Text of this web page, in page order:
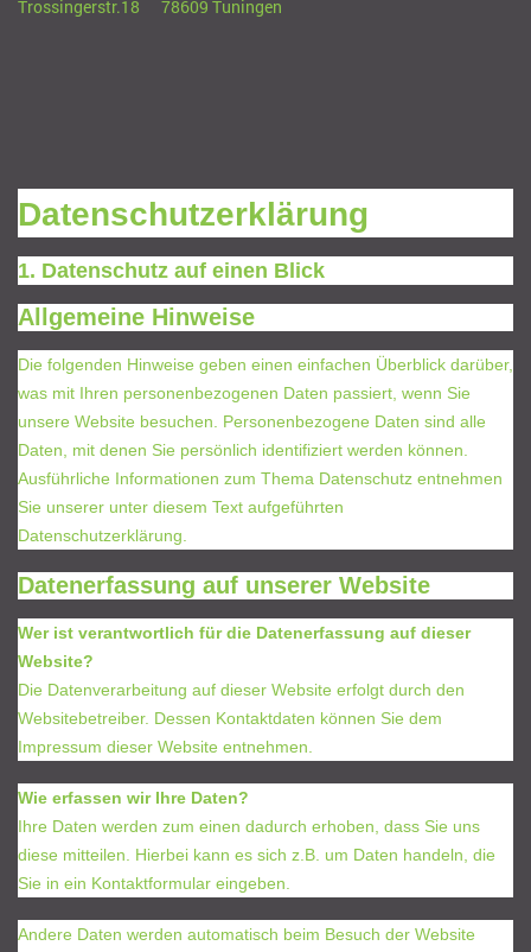
Trossingerstr.18 78609 Tuningen
Datenschutzerklärung
1. Datenschutz auf einen Blick
Allgemeine Hinweise
Die folgenden Hinweise geben einen einfachen Überblick darüber,
was mit Ihren personenbezogenen Daten passiert, wenn Sie
unsere Website besuchen. Personenbezogene Daten sind alle
Daten, mit denen Sie persönlich identifiziert werden können.
Ausführliche Informationen zum Thema Datenschutz entnehmen
Sie unserer unter diesem Text aufgeführten
Datenschutzerklärung.
Datenerfassung auf unserer Website
Wer ist verantwortlich für die Datenerfassung auf dieser
Website?
Die Datenverarbeitung auf dieser Website erfolgt durch den
Websitebetreiber. Dessen Kontaktdaten können Sie dem
Impressum dieser Website entnehmen.
Wie erfassen wir Ihre Daten?
Ihre Daten werden zum einen dadurch erhoben, dass Sie uns
diese mitteilen. Hierbei kann es sich z.B. um Daten handeln, die
Sie in ein Kontaktformular eingeben.
Andere Daten werden automatisch beim Besuch der Website